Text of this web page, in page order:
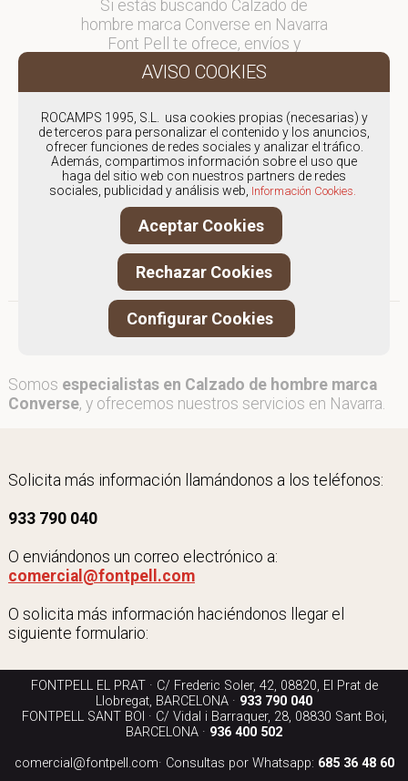
Si estás buscando Calzado de
hombre marca Converse en Navarra
Font Pell te ofrece, envíos y
devoluciones gratuítos a Península y
Baleares, para otros destinos
en comercial@fontpell.com.
Los envíos a Navarra gestionados
entre semana se entregarán en
menos de 48 horas; los pedidos
realizados en fin de semana, el
producto se enviará a partir del
lunes.
Somos especialistas en Calzado de hombre marca
Converse, y ofrecemos nuestros servicios en Navarra.
Solicita más información llamándonos a los teléfonos:
933 790 040
O enviándonos un correo electrónico a:
comercial@fontpell.com
O solicita más información haciéndonos llegar el
siguiente formulario:
FONTPELL EL PRAT · C/ Frederic Soler, 42, 08820, El Prat de
Llobregat, BARCELONA · 933 790 040
FONTPELL SANT BOI · C/ Vidal i Barraquer, 28, 08830 Sant Boi,
BARCELONA · 936 400 502
comercial@fontpell.com· Consultas por Whatsapp: 685 36 48 60
ROCAMPS 1995, S.L. usa cookies propias (necesarias) y
de terceros para personalizar el contenido y los anuncios,
ofrecer funciones de redes sociales y analizar el tráfico.
Además, compartimos información sobre el uso que
haga del sitio web con nuestros partners de redes
sociales, publicidad y análisis web, Información Cookies.
Aceptar Cookies
Rechazar Cookies
Configurar Cookies